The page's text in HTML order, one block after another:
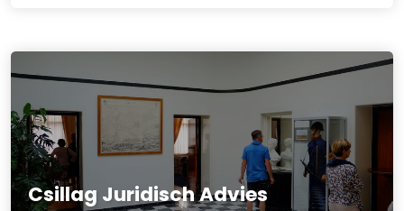
Csillag Juridisch Advies